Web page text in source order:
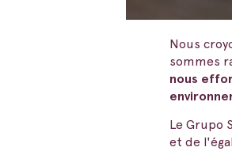
Nous
sommes
nous
Le Grupo
et de